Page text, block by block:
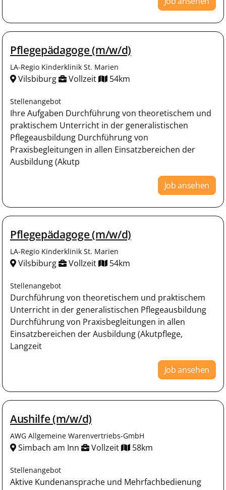
Pflegepädagoge (m/w/d)
LA-Regio Kinderklinik St. Marien
Vilsbiburg Vollzeit 54km
Stellenangebot
Ihre Aufgaben Durchführung von theoretischem und
praktischem Unterricht in der generalistischen
Pflegeausbildung Durchführung von
Praxisbegleitungen in allen Einsatzbereichen der
Ausbildung (Akutp
Job ansehen
Pflegepädagoge (m/w/d)
LA-Regio Kinderklinik St. Marien
Vilsbiburg Vollzeit 54km
Stellenangebot
Durchführung von theoretischem und praktischem
Unterricht in der generalistischen Pflegeausbildung
Durchführung von Praxisbegleitungen in allen
Einsatzbereichen der Ausbildung (Akutpflege,
Langzeit
Job ansehen
Aushilfe (m/w/d)
AWG Allgemeine Warenvertriebs-GmbH
Simbach am Inn Vollzeit 58km
Stellenangebot
Aktive Kundenansprache und Mehrfachbedienung